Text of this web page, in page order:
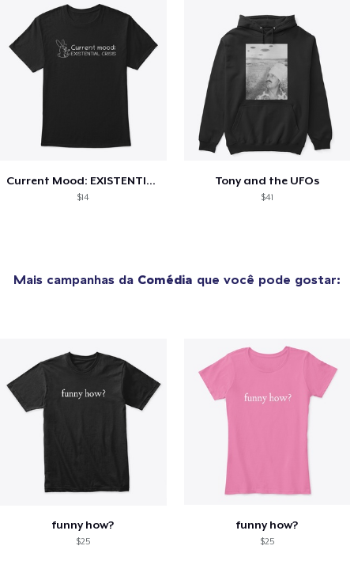
Current Mood: EXISTENTIAL CRISIS
$14
Tony and the UFOs
$41
Mais campanhas da Comédia que você pode gostar:
funny how?
$25
funny how?
$25